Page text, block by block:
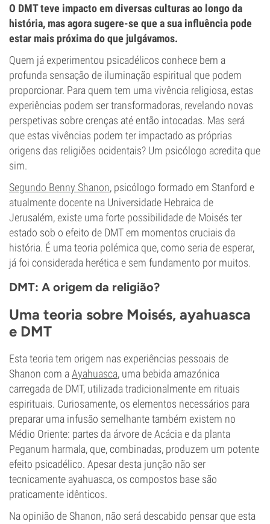
O DMT teve impacto em diversas culturas ao longo da
história, mas agora sugere-se que a sua influência pode
estar mais próxima do que julgávamos.
Quem já experimentou psicadélicos conhece bem a
profunda sensação de iluminação espiritual que podem
proporcionar. Para quem tem uma vivência religiosa, estas
experiências podem ser transformadoras, revelando novas
perspetivas sobre crenças até então intocadas. Mas será
que estas vivências podem ter impactado as próprias
origens das religiões ocidentais? Um psicólogo acredita que
sim.
Segundo Benny Shanon, psicólogo formado em Stanford e
atualmente docente na Universidade Hebraica de
Jerusalém, existe uma forte possibilidade de Moisés ter
estado sob o efeito de DMT em momentos cruciais da
história. É uma teoria polémica que, como seria de esperar,
já foi considerada herética e sem fundamento por muitos.
DMT: A origem da religião?
Uma teoria sobre Moisés, ayahuasca
e DMT
Esta teoria tem origem nas experiências pessoais de
Shanon com aAyahuasca, uma bebida amazónica
carregada de DMT, utilizada tradicionalmente em rituais
espirituais. Curiosamente, os elementos necessários para
preparar uma infusão semelhante também existem no
Médio Oriente: partes da árvore de Acácia e da planta
Peganum harmala, que, combinadas, produzem um potente
efeito psicadélico. Apesar desta junção não ser
tecnicamente ayahuasca, os compostos base são
praticamente idênticos.
Na opinião de Shanon, não será descabido pensar que esta